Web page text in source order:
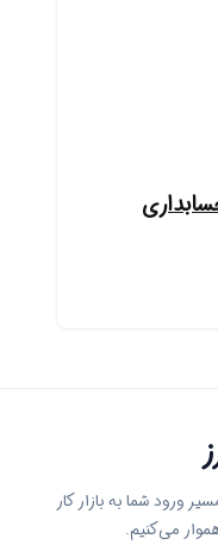
ورود شما به بازار کار
می‌کنیم.